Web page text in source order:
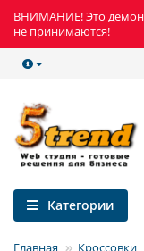
ВНИМАНИЕ! Это
не принимаются!
Категории
Главная Кроссовки